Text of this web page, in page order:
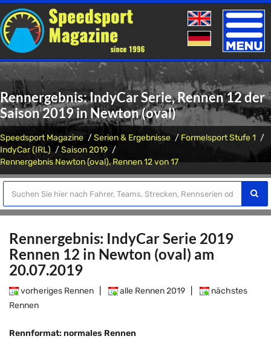
Toggle
Rennergebnis: IndyCar Serie, Rennen 12 der
Saison 2019 in Newton (oval)
Speedsport Magazine Serien & Ergebnisse
Formelsport Stufe 1
IndyCar (IRL)
Saison 2019
Rennergebnis Newton (oval), Rennen 12 von 17
Rennergebnis: IndyCar Serie 2019
Rennen 12 in Newton (oval) am
20.07.2019
vorheriges Rennen alle Rennen 2019
nächstes
Rennen
Rennformat: normales Rennen